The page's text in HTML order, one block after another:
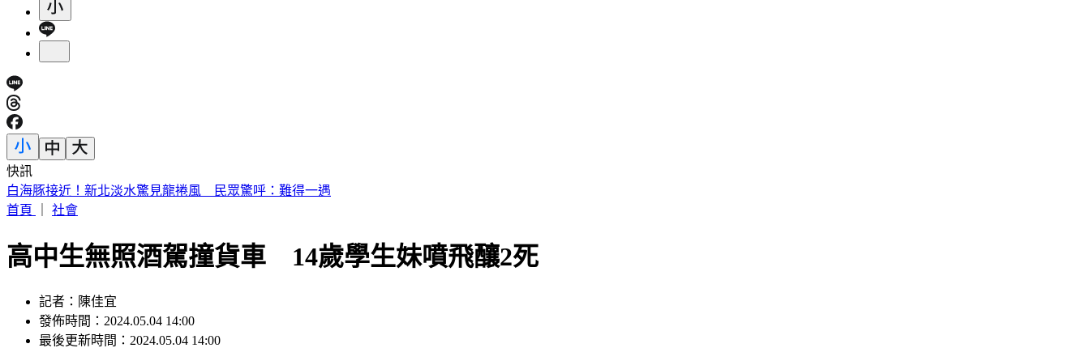
快訊
白海豚接近！新北淡水驚見龍捲風 民眾驚呼：難得一遇
首頁
社會
高中生無照酒駕撞貨車 14歲學生妹噴飛釀2死
記者：陳佳宜
發佈時間：2024.05.04 14:00
最後更新時間：2024.05.04 14:00